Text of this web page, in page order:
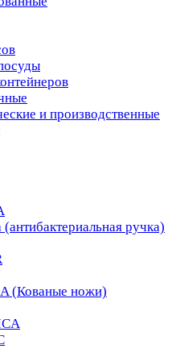
и производственные
ручка)
(Кованые ножи)